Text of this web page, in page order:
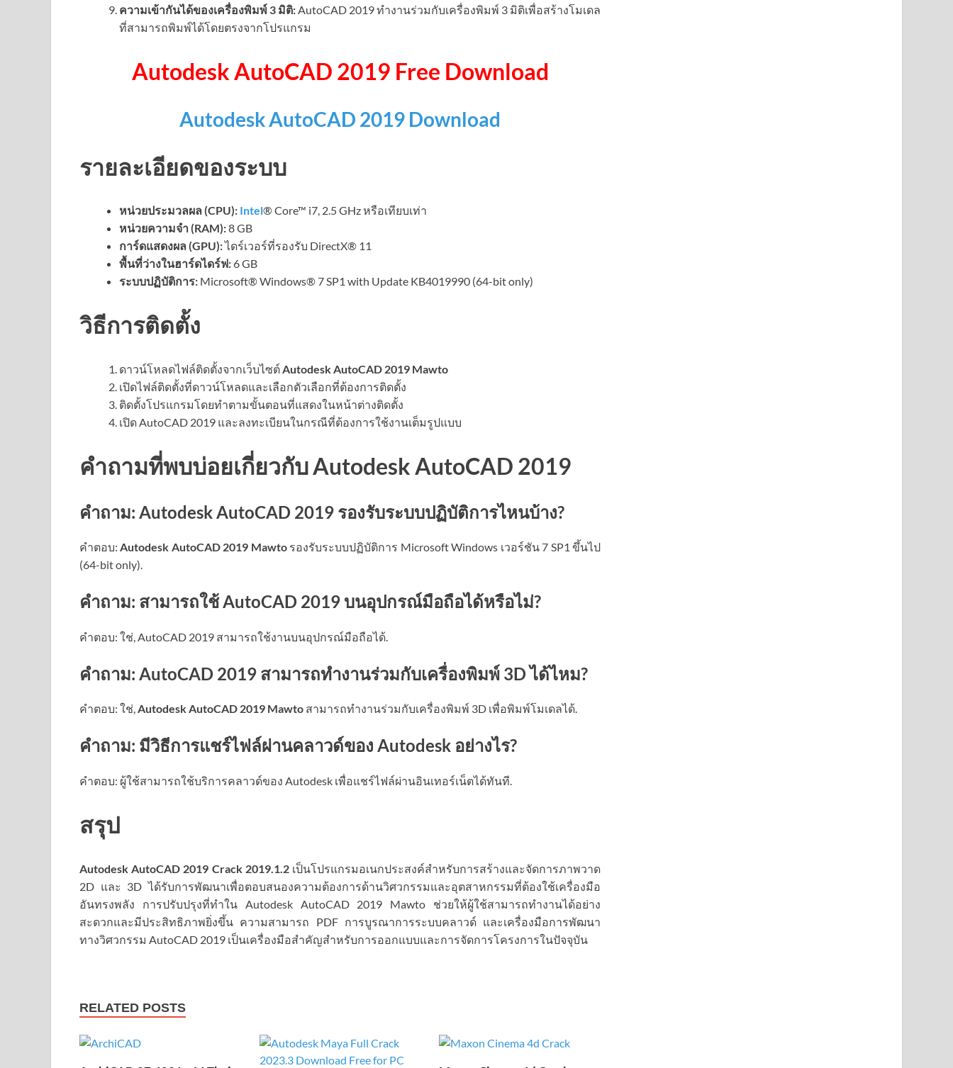
ความเข้ากันได้ของเครื่องพิมพ์ 3 มิติ:AutoCAD 2019 ทำงานร่วมกับเครื่องพิมพ์ 3 มิติเพื่อสร้างโมเดล
ที่สามารถพิมพ์ได้โดยตรงจากโปรแกรม
Autodesk AutoCAD 2019 Free Download
Autodesk AutoCAD 2019 Download
รายละเอียดของระบบ
หน่วยประมวลผล (CPU): Intel® Core™ i7, 2.5 GHz หรือเทียบเท่า
หน่วยความจำ (RAM):8 GB
การ์ดแสดงผล (GPU):ไดร์เวอร์ที่รองรับ DirectX® 11
พื้นที่ว่างในฮาร์ดไดร์ฟ: 6 GB
ระบบปฏิบัติการ: Microsoft® Windows® 7 SP1 with Update KB4019990 (64-bit only)
วิธีการติดตั้ง
ดาวน์โหลดไฟล์ติดตั้งจากเว็บไซต์Autodesk AutoCAD 2019 Mawto
เปิดไฟล์ติดตั้งที่ดาวน์โหลดและเลือกตัวเลือกที่ต้องการติดตั้ง
ติดตั้งโปรแกรมโดยทำตามขั้นตอนที่แสดงในหน้าต่างติดตั้ง
เปิด AutoCAD 2019 และลงทะเบียนในกรณีที่ต้องการใช้งานเต็มรูปแบบ
คำถามที่พบบ่อยเกี่ยวกับ Autodesk AutoCAD 2019
คำถาม: Autodesk AutoCAD 2019 รองรับระบบปฏิบัติการไหนบ้าง?
คำตอบ:Autodesk AutoCAD 2019 Mawtoรองรับระบบปฏิบัติการ Microsoft Windows เวอร์ชัน 7 SP1 ขึ้นไป
(64-bit only).
คำถาม: สามารถใช้ AutoCAD 2019 บนอุปกรณ์มือถือได้หรือไม่?
คำตอบ: ใช่, AutoCAD 2019 สามารถใช้งานบนอุปกรณ์มือถือได้.
คำถาม: AutoCAD 2019 สามารถทำงานร่วมกับเครื่องพิมพ์ 3D ได้ไหม?
คำตอบ: ใช่,Autodesk AutoCAD 2019 Mawto สามารถทำงานร่วมกับเครื่องพิมพ์ 3D เพื่อพิมพ์โมเดลได้.
คำถาม: มีวิธีการแชร์ไฟล์ผ่านคลาวด์ของ Autodesk อย่างไร?
คำตอบ: ผู้ใช้สามารถใช้บริการคลาวด์ของ Autodesk เพื่อแชร์ไฟล์ผ่านอินเทอร์เน็ตได้ทันที.
สรุป
Autodesk AutoCAD 2019 Crack 2019.1.2 เป็นโปรแกรมอเนกประสงค์สำหรับการสร้างและจัดการภาพวาด
2D และ 3D ได้รับการพัฒนาเพื่อตอบสนองความต้องการด้านวิศวกรรมและอุตสาหกรรมที่ต้องใช้เครื่องมือ
อันทรงพลัง การปรับปรุงที่ทำใน Autodesk AutoCAD 2019 Mawto ช่วยให้ผู้ใช้สามารถทำงานได้อย่าง
สะดวกและมีประสิทธิภาพยิ่งขึ้น ความสามารถ PDF การบูรณาการระบบคลาวด์ และเครื่องมือการพัฒนา
ทางวิศวกรรม AutoCAD 2019 เป็นเครื่องมือสำคัญสำหรับการออกแบบและการจัดการโครงการในปัจจุบัน
RELATED POSTS